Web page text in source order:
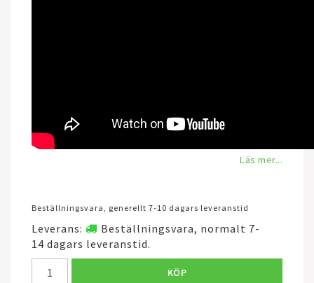
Läs mer...
Beställningsvara, generellt 7-10 dagars leveranstid
Leverans:
Beställningsvara, normalt 7-
14 dagars leveranstid.
KÖP